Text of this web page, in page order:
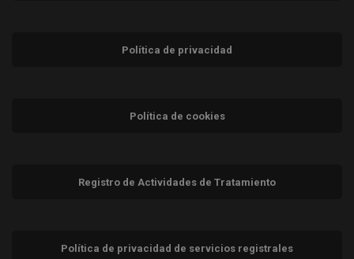
Política de privacidad
Política de cookies
Registro de Actividades de Tratamiento
Política de privacidad de servicios registrales